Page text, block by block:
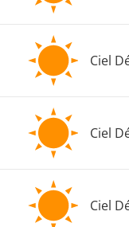
Ciel
Ciel
Ciel